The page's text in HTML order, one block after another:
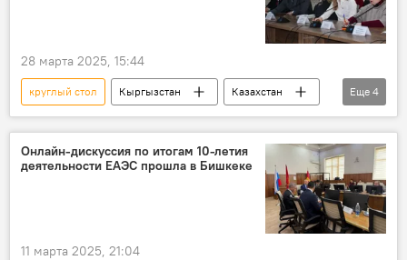
28 марта 2025, 15:44
круглый стол Кыргызстан
Казахстан
вузы
сотрудничество
Россия
фото
Еще 4
Онлайн-дискуссия по итогам 10-летия
деятельности ЕАЭС прошла в Бишкеке
11 марта 2025, 21:04